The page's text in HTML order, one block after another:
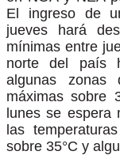
El ingreso de
jueves hará
mínimas entre
norte del país
algunas zonas
máximas sobre
lunes se espera
las
sobre 35°C y